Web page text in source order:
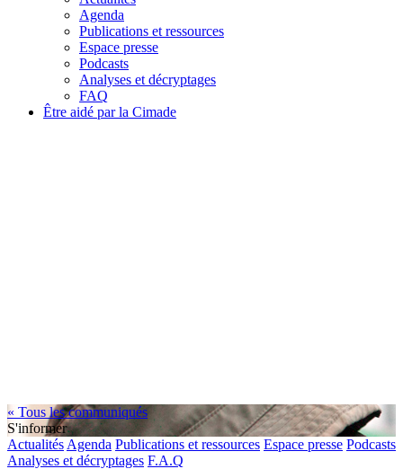
Agenda
Publications et ressources
Espace presse
Podcasts
Analyses et décryptages
FAQ
Être aidé par la Cimade
« Tous les communiqués
S'informer
Actualités Agenda Publications et ressources Espace presse Podcasts
Analyses et décryptages F.A.Q